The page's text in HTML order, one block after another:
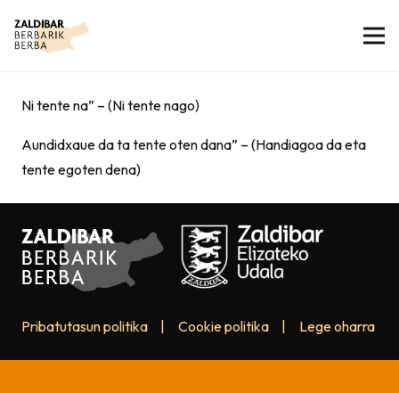
Ni tente na” – (Ni tente nago)
Aundidxaue da ta tente oten dana” – (Handiagoa da eta
tente egoten dena)
Pribatutasun politika Cookie politika Lege oharra